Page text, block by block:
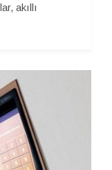
akıllı